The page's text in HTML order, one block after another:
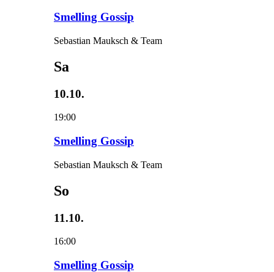
Smelling Gossip
Sebastian Mauksch & Team
Sa
10.10.
19:00
Smelling Gossip
Sebastian Mauksch & Team
So
11.10.
16:00
Smelling Gossip